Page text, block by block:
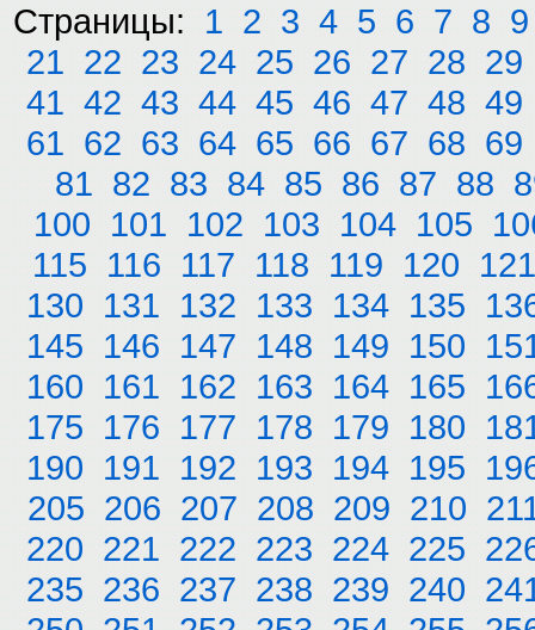
Страницы: 1 2 3 4 5 6 7 8 9
21 22 23 24 25 26 27 28 29
41 42 43 44 45 46 47 48 49
61 62 63 64 65 66 67 68 69
81 82 83 84 85 86 87 88
100 101 102 103 104 105
115 116 117 118 119 120 121
130 131 132 133 134 135
145 146 147 148 149 150
160 161 162 163 164 165
175 176 177 178 179 180
190 191 192 193 194 195
205 206 207 208 209 210
220 221 222 223 224 225
235 236 237 238 239 240